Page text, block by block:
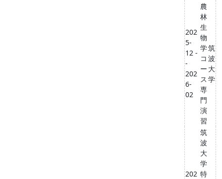
202
5-
12 -
-
202
6-
02
農
林
生
物
学
コ
ー
ス
専
門
演
習
筑
波
大
学
202
筑
波
大
学
特